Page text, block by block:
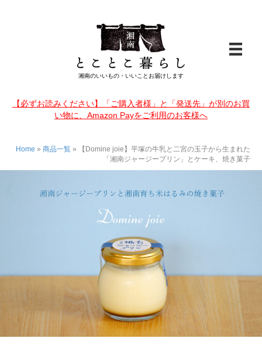
湘南のいいもの・いいことお届けします
【必ずお読みください】「ご購入者様」と「発送先」が別のお買
い物に、Amazon Payをご利用のお客様へ
Home » 商品一覧 »
【Domine joie】平塚の牛乳と二宮の玉子から生まれた
「湘南ジャージープリン」とケーキ、焼き菓子